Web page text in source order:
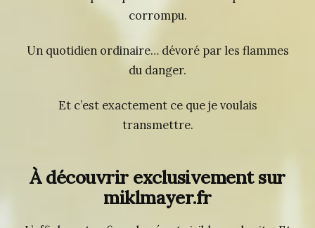
corrompu.
Un quotidien ordinaire… dévoré par les flammes
du danger.
Et c’est exactement ce que je voulais
transmettre.
À découvrir exclusivement sur
miklmayer.fr